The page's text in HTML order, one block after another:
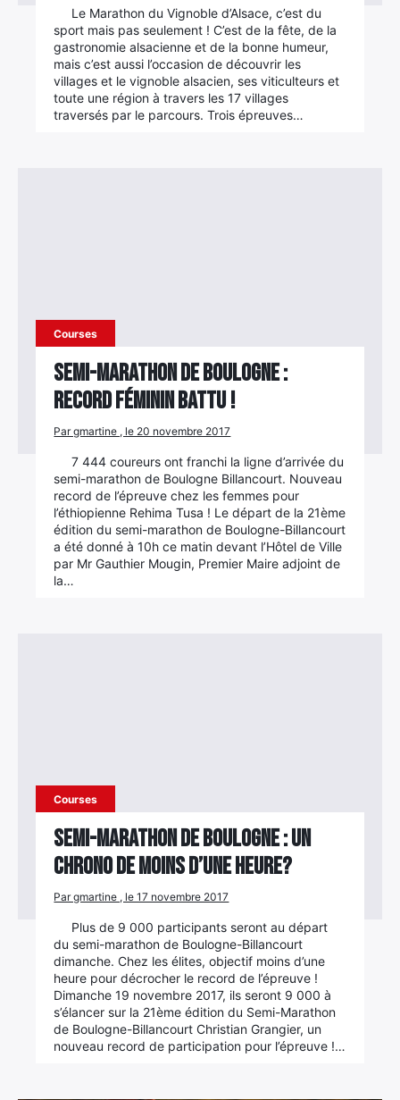
Le Marathon du Vignoble d’Alsace, c’est du
sport mais pas seulement ! C’est de la fête, de la
gastronomie alsacienne et de la bonne humeur,
mais c’est aussi l’occasion de découvrir les
villages et le vignoble alsacien, ses viticulteurs et
toute une région à travers les 17 villages
traversés par le parcours. Trois épreuves…
Courses
Semi-marathon de Boulogne :
record féminin battu !
Par gmartine , le 20 novembre 2017
7 444 coureurs ont franchi la ligne d’arrivée du
semi-marathon de Boulogne Billancourt. Nouveau
record de l’épreuve chez les femmes pour
l’éthiopienne Rehima Tusa ! Le départ de la 21ème
édition du semi-marathon de Boulogne-Billancourt
a été donné à 10h ce matin devant l’Hôtel de Ville
par Mr Gauthier Mougin, Premier Maire adjoint de
la…
Courses
Semi-marathon de Boulogne : un
chrono de moins d’une heure?
Par gmartine , le 17 novembre 2017
Plus de 9 000 participants seront au départ
du semi-marathon de Boulogne-Billancourt
dimanche. Chez les élites, objectif moins d’une
heure pour décrocher le record de l’épreuve !
Dimanche 19 novembre 2017, ils seront 9 000 à
s’élancer sur la 21ème édition du Semi-Marathon
de Boulogne-Billancourt Christian Grangier, un
nouveau record de participation pour l’épreuve !…